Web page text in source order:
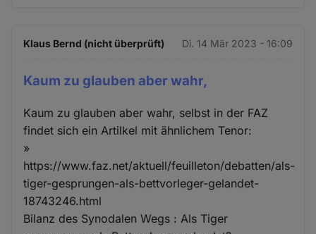
Klaus Bernd (nicht überprüft) Di. 14 Mär 2023 - 16:09
Kaum zu glauben aber wahr,
Kaum zu glauben aber wahr, selbst in der FAZ
findet sich ein Artilkel mit ähnlichem Tenor:
»
https://www.faz.net/aktuell/feuilleton/debatten/als-
tiger-gesprungen-als-bettvorleger-gelandet-
18743246.html
Bilanz des Synodalen Wegs : Als Tiger